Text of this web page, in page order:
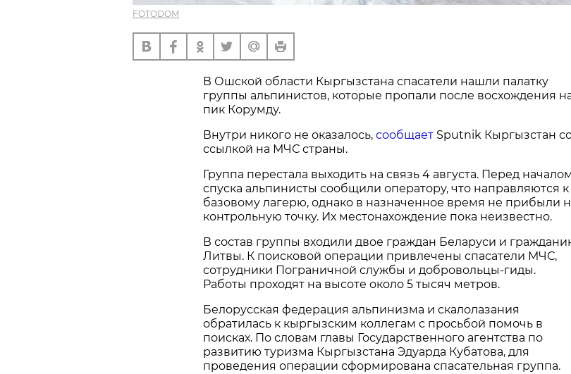
FOTODOM
В Ошской области Кыргызстана спасатели нашли палатку
группы альпинистов, которые пропали после восхождения
пик Корумду.
Внутри никого не оказалось, сообщает Sputnik Кыргызстан
ссылкой на МЧС страны.
Группа перестала выходить на связь 4 августа. Перед началом
спуска альпинисты сообщили оператору, что направляются к
базовому лагерю, однако в назначенное время не прибыли
контрольную точку. Их местонахождение пока неизвестно.
В состав группы входили двое граждан Беларуси и
Литвы. К поисковой операции привлечены спасатели МЧС,
сотрудники Пограничной службы и добровольцы-гиды.
Работы проходят на высоте около 5 тысяч метров.
Белорусская федерация альпинизма и скалолазания
обратилась к кыргызским коллегам с просьбой помочь в
поисках. По словам главы Государственного агентства по
развитию туризма Кыргызстана Эдуарда Кубатова, для
проведения операции сформирована спасательная группа.